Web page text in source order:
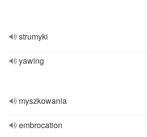
strumyki
yawing
myszkowania
embrocation